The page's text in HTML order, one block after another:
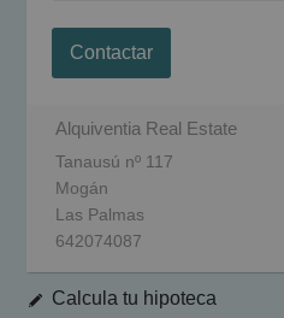
Contactar
Alquiventia Real Estate
Tanausú nº 117
Mogán
Las Palmas
642074087
Calcula tu hipoteca